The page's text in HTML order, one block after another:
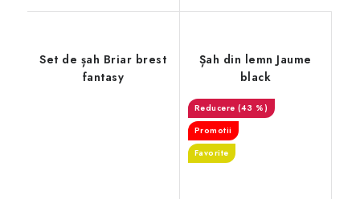
Set de șah Briar brest
fantasy
Șah din lemn Jaume
black
(43 %)
Promotii
Favorite